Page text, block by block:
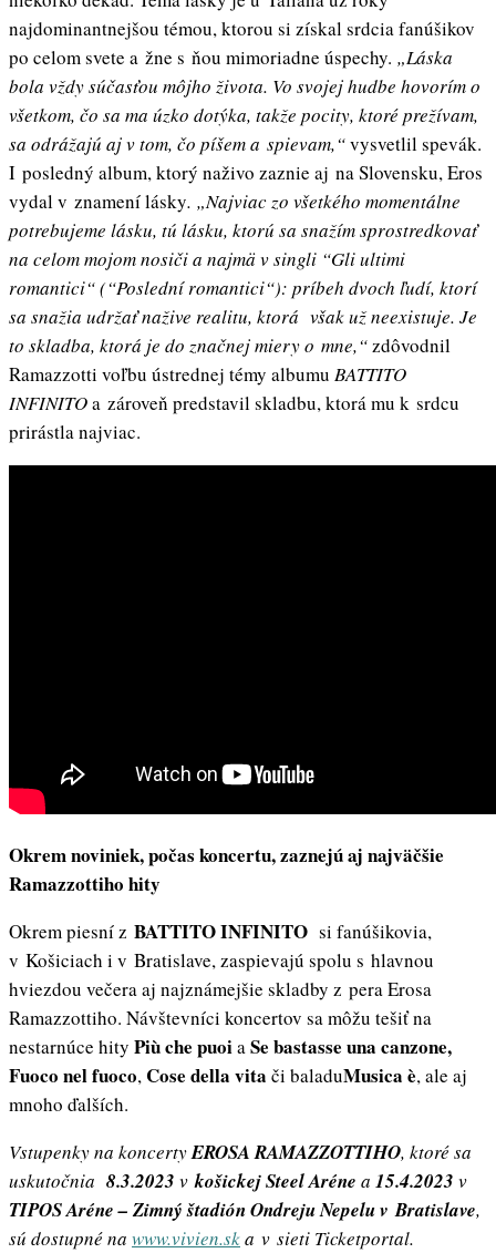
najdominantnejšou témou, ktorou si získal srdcia fanúšikov
po celom svete a žne s ňou mimoriadne úspechy. „Láska
bola vždy súčasťou môjho života. Vo svojej hudbe hovorím o
všetkom, čo sa ma úzko dotýka, takže pocity, ktoré prežívam,
sa odrážajú aj v tom, čo píšem a spievam,“vysvetlil spevák.
I posledný album, ktorý naživo zaznie aj na Slovensku, Eros
vydal v znamení lásky. „Najviac zo všetkého momentálne
potrebujeme lásku, tú lásku, ktorú sa snažím sprostredkovať
na celom mojom nosiči a najmä v singli “Gli ultimi
romantici“ (“Poslední romantici“): príbeh dvoch ľudí, ktorí
sa snažia udržať nažive realitu, ktorá však už neexistuje. Je
to skladba, ktorá je do značnej miery o mne,“zdôvodnil
Ramazzotti voľbu ústrednej témy albumu BATTITO
INFINITOa zároveň predstavil skladbu, ktorá mu k srdcu
prirástla najviac.
Okrem noviniek, počas koncertu, zaznejú aj najväčšie
Ramazzottiho hity
Okrem piesní z BATTITO INFINITO si fanúšikovia,
v Košiciach i v Bratislave, zaspievajú spolu s hlavnou
hviezdou večera aj najznámejšie skladby z pera Erosa
Ramazzottiho. Návštevníci koncertov sa môžu tešiť na
nestarnúce hity Più che puoiaSe bastasse una canzone,
Fuoco nel fuoco,Cose della vita či baladuMusica è, ale aj
mnoho ďalších.
Vstupenky na koncertyEROSA RAMAZZOTTIHO, ktoré sa
uskutočnia 8.3.2023 vkošickej Steel Aréne a 15.4.2023 v
TIPOS Aréne – Zimný štadión Ondreju Nepelu v Bratislave,
sú dostupné na www.vivien.ska v sieti Ticketportal.